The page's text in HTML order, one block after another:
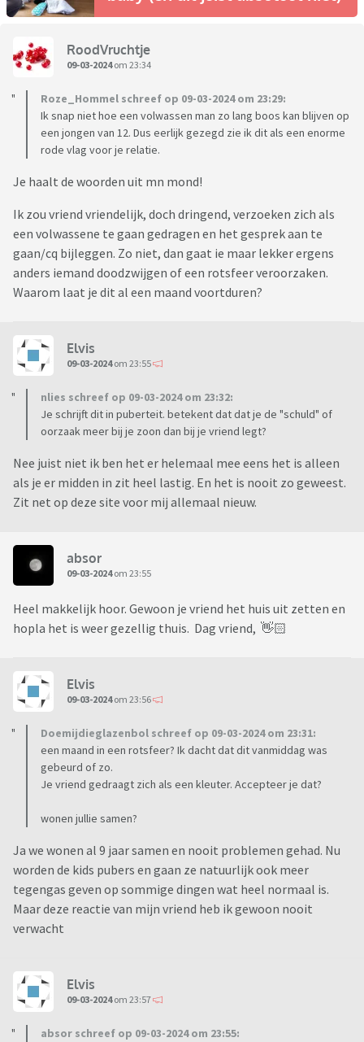
RoodVruchtje
09-03-2024om 23:34
Roze_Hommel schreef op 09-03-2024 om 23:29:
Ik snap niet hoe een volwassen man zo lang boos kan blijven op
een jongen van 12. Dus eerlijk gezegd zie ik dit als een enorme
rode vlag voor je relatie.
Je haalt de woorden uit mn mond!
Ik zou vriend vriendelijk, doch dringend, verzoeken zich als
een volwassene te gaan gedragen en het gesprek aan te
gaan/cq bijleggen. Zo niet, dan gaat ie maar lekker ergens
anders iemand doodzwijgen of een rotsfeer veroorzaken.
Waarom laat je dit al een maand voortduren?
Elvis
09-03-2024om 23:55
nlies schreef op 09-03-2024 om 23:32:
Je schrijft dit in puberteit. betekent dat dat je de "schuld" of
oorzaak meer bij je zoon dan bij je vriend legt?
Nee juist niet ik ben het er helemaal mee eens het is alleen
als je er midden in zit heel lastig. En het is nooit zo geweest.
Zit net op deze site voor mij allemaal nieuw.
absor
09-03-2024om 23:55
Heel makkelijk hoor. Gewoon je vriend het huis uit zetten en
hopla het is weer gezellig thuis. Dag vriend, 👋🏻
Elvis
09-03-2024om 23:56
Doemijdieglazenbol schreef op 09-03-2024 om 23:31:
een maand in een rotsfeer? Ik dacht dat dit vanmiddag was
gebeurd of zo.
Je vriend gedraagt zich als een kleuter. Accepteer je dat?
wonen jullie samen?
Ja we wonen al 9 jaar samen en nooit problemen gehad. Nu
worden de kids pubers en gaan ze natuurlijk ook meer
tegengas geven op sommige dingen wat heel normaal is.
Maar deze reactie van mijn vriend heb ik gewoon nooit
verwacht
Elvis
09-03-2024om 23:57
absor schreef op 09-03-2024 om 23:55: